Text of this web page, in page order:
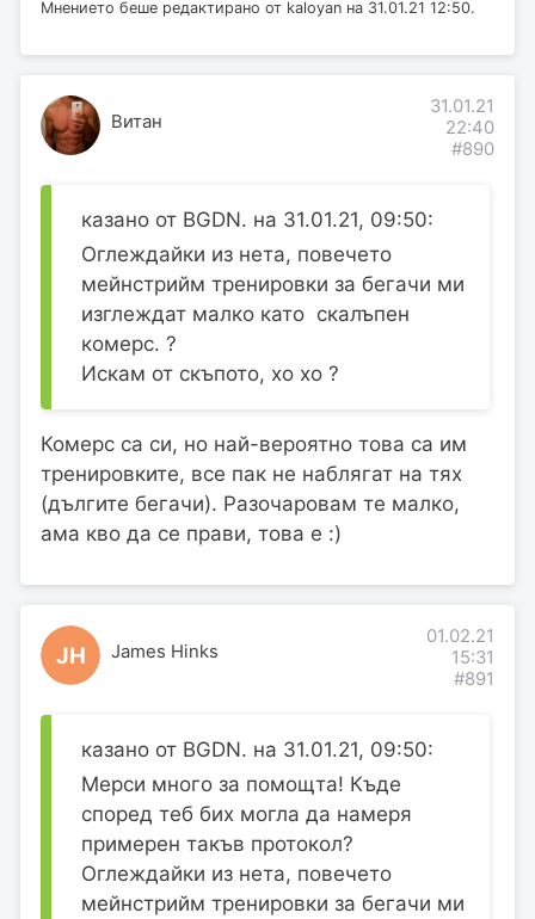
Мнението беше редактирано от kaloyan на 31.01.21 12:50.
Витан
31.01.21
22:40
#890
казано от BGDN. на 31.01.21, 09:50:
Оглеждайки из нета, повечето
мейнстрийм тренировки за бегачи ми
изглеждат малко като скалъпен
комерс. ?
Искам от скъпото, хо хо ?
Комерс са си, но най-вероятно това са им
тренировките, все пак не наблягат на тях
(дългите бегачи). Разочаровам те малко,
ама кво да се прави, това е :)
JH James Hinks
01.02.21
15:31
#891
казано от BGDN. на 31.01.21, 09:50:
Мерси много за помощта! Къде
според теб бих могла да намеря
примерен такъв протокол?
Оглеждайки из нета, повечето
мейнстрийм тренировки за бегачи ми